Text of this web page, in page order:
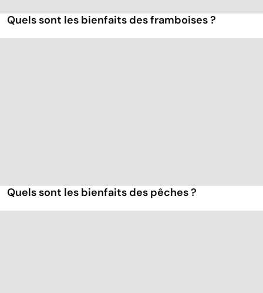
Quels sont les bienfaits des framboises ?
Quels sont les bienfaits des pêches ?